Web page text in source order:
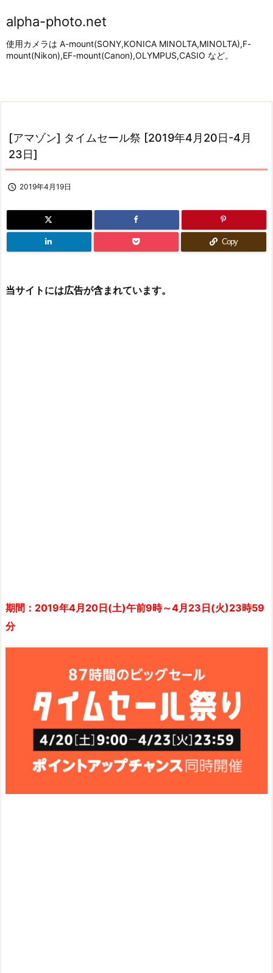
alpha-photo.net
使用カメラは A-mount(SONY,KONICA MINOLTA,MINOLTA),F-
mount(Nikon),EF-mount(Canon),OLYMPUS,CASIO など。
[アマゾン] タイムセール祭 [2019年4月20日-4月
23日]
 2019年4月19日
Copy
当サイトには広告が含まれています。
期間：2019年4月20日(土)午前9時～4月23日(火)23時59
分